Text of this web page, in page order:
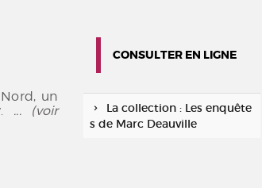
un
... (voir
CONSULTER EN LIGNE
La collection : Les enquête
s de Marc Deauville